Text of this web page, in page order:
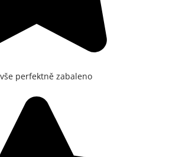
perfektně zabaleno